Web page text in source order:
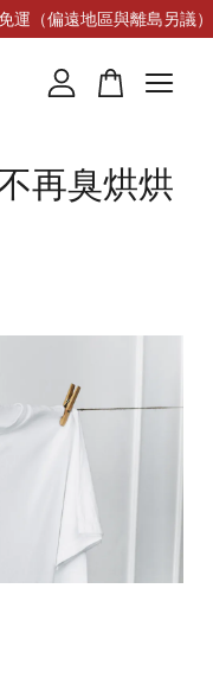
運（偏遠地區與離島另議）
再臭烘烘